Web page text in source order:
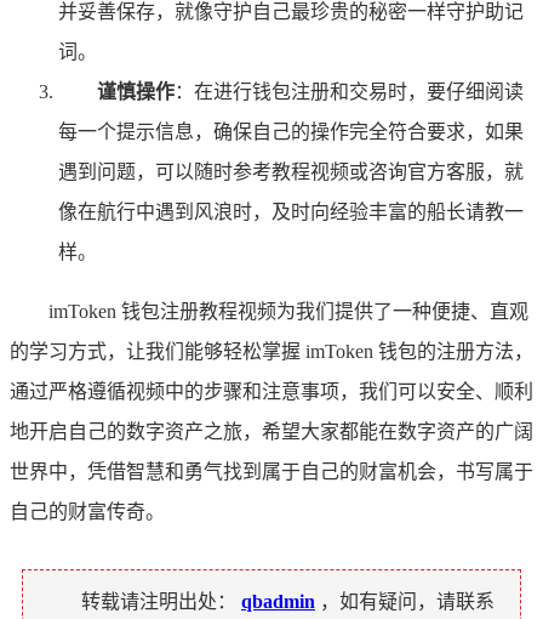
并妥善保存，就像守护自己最珍贵的秘密一样守护助记
词。
谨慎操作：在进行钱包注册和交易时，要仔细阅读
每一个提示信息，确保自己的操作完全符合要求，如果
遇到问题，可以随时参考教程视频或咨询官方客服，就
像在航行中遇到风浪时，及时向经验丰富的船长请教一
样。
imToken 钱包注册教程视频为我们提供了一种便捷、直观
的学习方式，让我们能够轻松掌握 imToken 钱包的注册方法，
通过严格遵循视频中的步骤和注意事项，我们可以安全、顺利
地开启自己的数字资产之旅，希望大家都能在数字资产的广阔
世界中，凭借智慧和勇气找到属于自己的财富机会，书写属于
自己的财富传奇。
转载请注明出处： qbadmin ，如有疑问，请联系